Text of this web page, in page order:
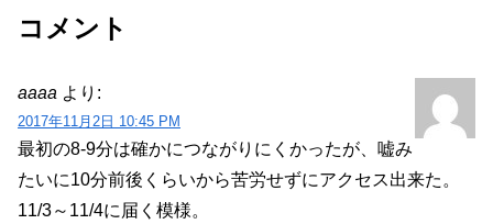
コメント
aaaa より:
2017年11月2日 10:45 PM
最初の8-9分は確かにつながりにくかったが、嘘み
たいに10分前後くらいから苦労せずにアクセス出来た。
11/3～11/4に届く模様。